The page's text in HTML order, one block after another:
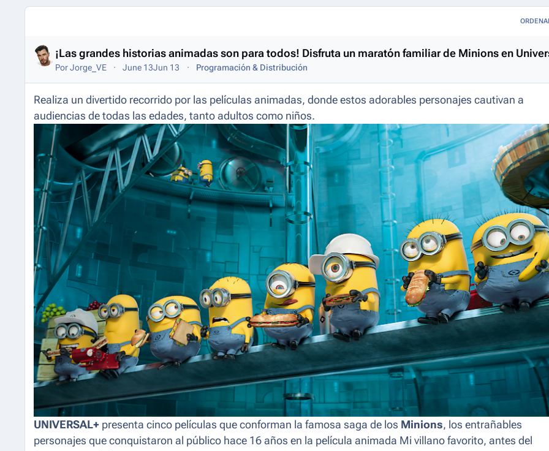
Entries in this blog
¡Las grandes historias animadas son para todos! Disfruta un maratón familiar de Minions en
PorJorge_VE June 13Jun 13 Programación & Distribución
Realiza un divertido recorrido por las películas animadas, donde estos adorables personajes cautivan a
audiencias de todas las edades, tanto adultos como niños.
UNIVERSAL+ presenta cinco películas que conforman la famosa saga de los Minions, los entrañables
personajes que conquistaron al público hace 16 años en la película animada Mi villano favorito, antes del